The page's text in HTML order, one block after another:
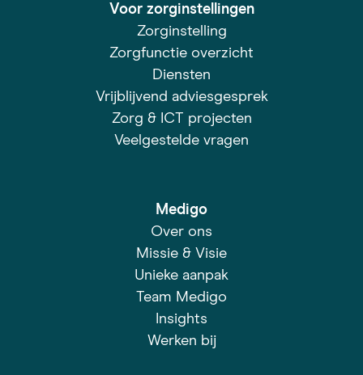
Voor zorginstellingen
Zorginstelling
Zorgfunctie overzicht
Diensten
Vrijblijvend adviesgesprek
Zorg & ICT projecten
Veelgestelde vragen
Medigo
Over ons
Missie & Visie
Unieke aanpak
Team Medigo
Insights
Werken bij